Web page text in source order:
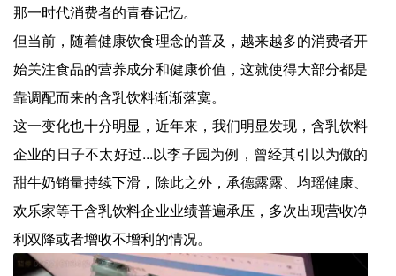
那一时代消费者的青春记忆。
但当前，随着健康饮食理念的普及，越来越多的消费者开
始关注食品的营养成分和健康价值，这就使得大部分都是
靠调配而来的含乳饮料渐渐落寞。
这一变化也十分明显，近年来，我们明显发现，含乳饮料
企业的日子不太好过...以李子园为例，曾经其引以为傲的
甜牛奶销量持续下滑，除此之外，承德露露、均瑶健康、
欢乐家等干含乳饮料企业业绩普遍承压，多次出现营收净
利双降或者增收不增利的情况。